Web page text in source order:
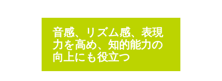
音感、リズム感、表現
力を高め、知的能力の
向上にも役立つ